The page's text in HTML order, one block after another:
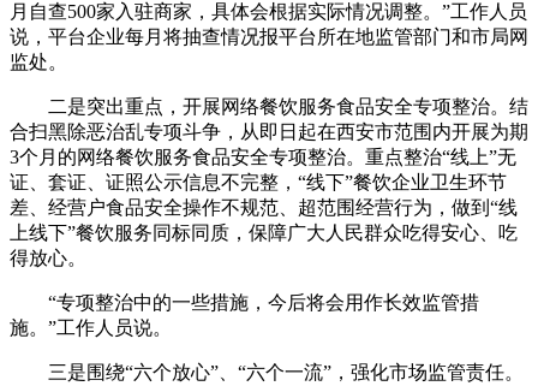
月自查500家入驻商家，具体会根据实际情况调整。”工作人员
说，平台企业每月将抽查情况报平台所在地监管部门和市局网
监处。
二是突出重点，开展网络餐饮服务食品安全专项整治。结
合扫黑除恶治乱专项斗争，从即日起在西安市范围内开展为期
3个月的网络餐饮服务食品安全专项整治。重点整治“线上”无
证、套证、证照公示信息不完整，“线下”餐饮企业卫生环节
差、经营户食品安全操作不规范、超范围经营行为，做到“线
上线下”餐饮服务同标同质，保障广大人民群众吃得安心、吃
得放心。
“专项整治中的一些措施，今后将会用作长效监管措
施。”工作人员说。
三是围绕“六个放心”、“六个一流”，强化市场监管责任。